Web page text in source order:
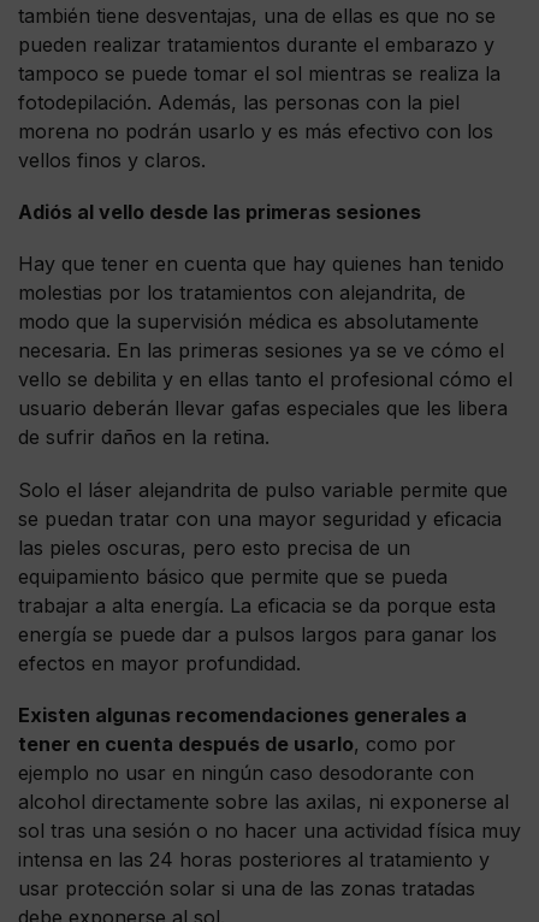
también tiene desventajas, una de ellas es que no se
pueden realizar tratamientos durante el embarazo y
tampoco se puede tomar el sol mientras se realiza la
fotodepilación. Además, las personas con la piel
morena no podrán usarlo y es más efectivo con los
vellos finos y claros.
Adiós al vello desde las primeras sesiones
Hay que tener en cuenta que hay quienes han tenido
molestias por los tratamientos con alejandrita, de
modo que la supervisión médica es absolutamente
necesaria. En las primeras sesiones ya se ve cómo el
vello se debilita y en ellas tanto el profesional cómo el
usuario deberán llevar gafas especiales que les libera
de sufrir daños en la retina.
Solo el láser alejandrita de pulso variable permite que
se puedan tratar con una mayor seguridad y eficacia
las pieles oscuras, pero esto precisa de un
equipamiento básico que permite que se pueda
trabajar a alta energía. La eficacia se da porque esta
energía se puede dar a pulsos largos para ganar los
efectos en mayor profundidad.
Existen algunas recomendaciones generales a
tener en cuenta después de usarlo, como por
ejemplo no usar en ningún caso desodorante con
alcohol directamente sobre las axilas, ni exponerse al
sol tras una sesión o no hacer una actividad física muy
intensa en las 24 horas posteriores al tratamiento y
usar protección solar si una de las zonas tratadas
debe exponerse al sol.